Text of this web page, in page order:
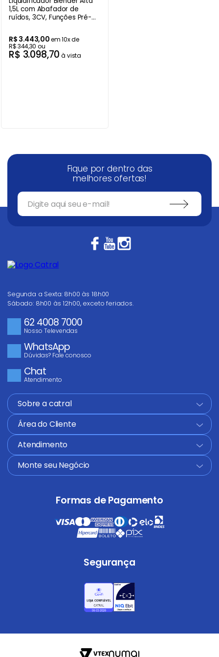
1,5L com Abafador de
ruídos, 3CV, Funções Pré-
220V
R$ 3.443,00em10x de
R$344,30 ou
R$ 3.098,70 à vista
Fique por dentro das
melhores ofertas!
Segunda a Sexta: 8h00 às 18h00
Sábado: 8h00 às 12h00, exceto feriados.
62 4008 7000
Nosso Televendas
WhatsApp
Dúvidas? Fale conosco
Chat
Atendimento
Sobre a catral
+
Área do Cliente
+
Atendimento
+
Monte seu Negócio
+
Formas de Pagamento
Segurança
9º Balanças